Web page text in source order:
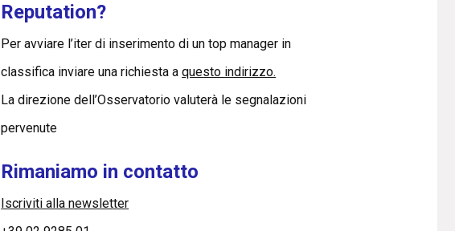
Reputation?
Per avviare l’iter di inserimento di un top manager in
classifica inviare una richiesta aquesto indirizzo.
La direzione dell’Osservatorio valuterà le segnalazioni
pervenute
Rimaniamo in contatto
Iscriviti alla newsletter